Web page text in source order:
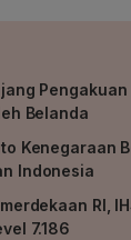
Pengakuan
Belanda
Kenegaraan
Indonesia
RI,
7.186